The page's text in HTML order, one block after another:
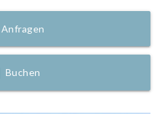
Anfragen
Buchen